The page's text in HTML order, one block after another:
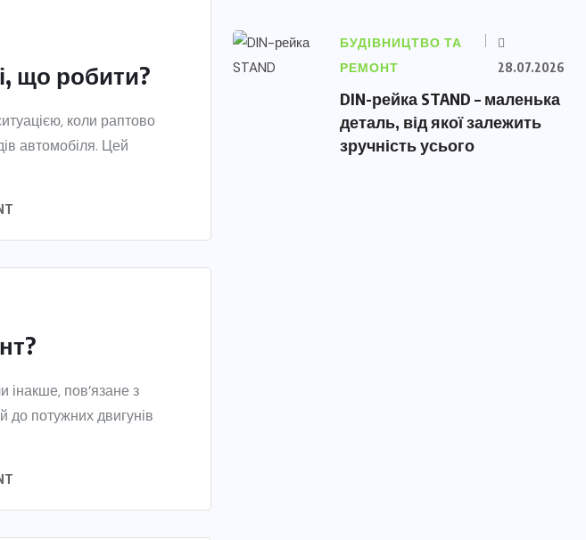
що робити?
коли раптово
автомобіля. Цей
інакше, пов’язане з
до потужних двигунів
БУДІВНИЦТВО ТА
РЕМОНТ
28.07.2026
DIN-рейка STAND – маленька
деталь, від якої залежить
зручність усього